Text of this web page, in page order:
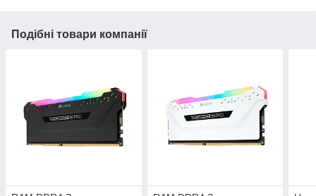
Подібні товари компанії